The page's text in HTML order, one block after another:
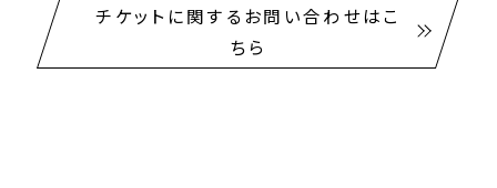
チケットに関するお問い合わせはこ
ちら